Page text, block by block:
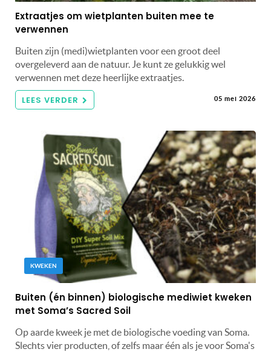
Extraatjes om wietplanten buiten mee te
verwennen
Buiten zijn (medi)wietplanten voor een groot deel
overgeleverd aan de natuur. Je kunt ze gelukkig wel
verwennen met deze heerlijke extraatjes.
LEES VERDER 05 mei 2026
KWEKEN
Buiten (én binnen) biologische mediwiet kweken
met Soma’s Sacred Soil
Op aarde kweek je met de biologische voeding van Soma.
Slechts vier producten, of zelfs maar één als je voor Soma's